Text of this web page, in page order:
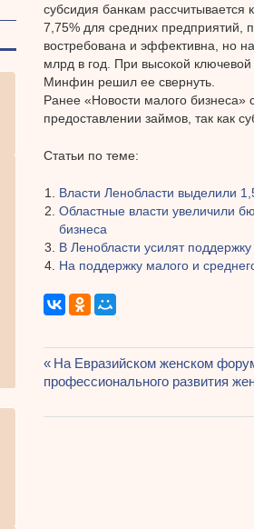
субсидия банкам
7,75% для средних предприятий,
востребована и эффективна, но
млрд в год. При высокой
Минфин решил ее свернуть.
Ранее «Новости малого бизнеса»
предоставлении займов, так как
Статьи по теме:
Власти Ленобласти выделили
Областные власти увеличили
бизнеса
В Ленобласти усилят
На поддержку малого и
Навигация
по
Предыдущая
запись:
На Евразийском женском
профессионального развития